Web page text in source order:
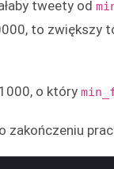
tweety od
to zwiększy
o który